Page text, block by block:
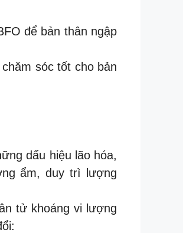
để bản thân ngập
sóc tốt cho bản
dấu hiệu lão hóa,
ẩm, duy trì lượng
tử khoáng vi lượng